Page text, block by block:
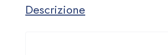
Descrizione